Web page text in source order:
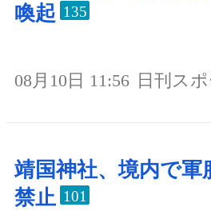
喚起 135
08月10日 11:56 日刊ス
靖国神社、境内で軍
禁止 101